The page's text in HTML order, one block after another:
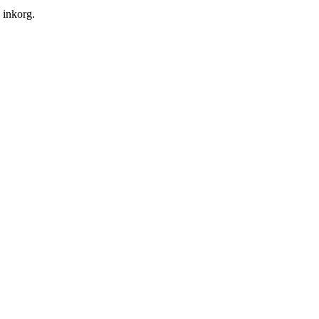
inkorg.